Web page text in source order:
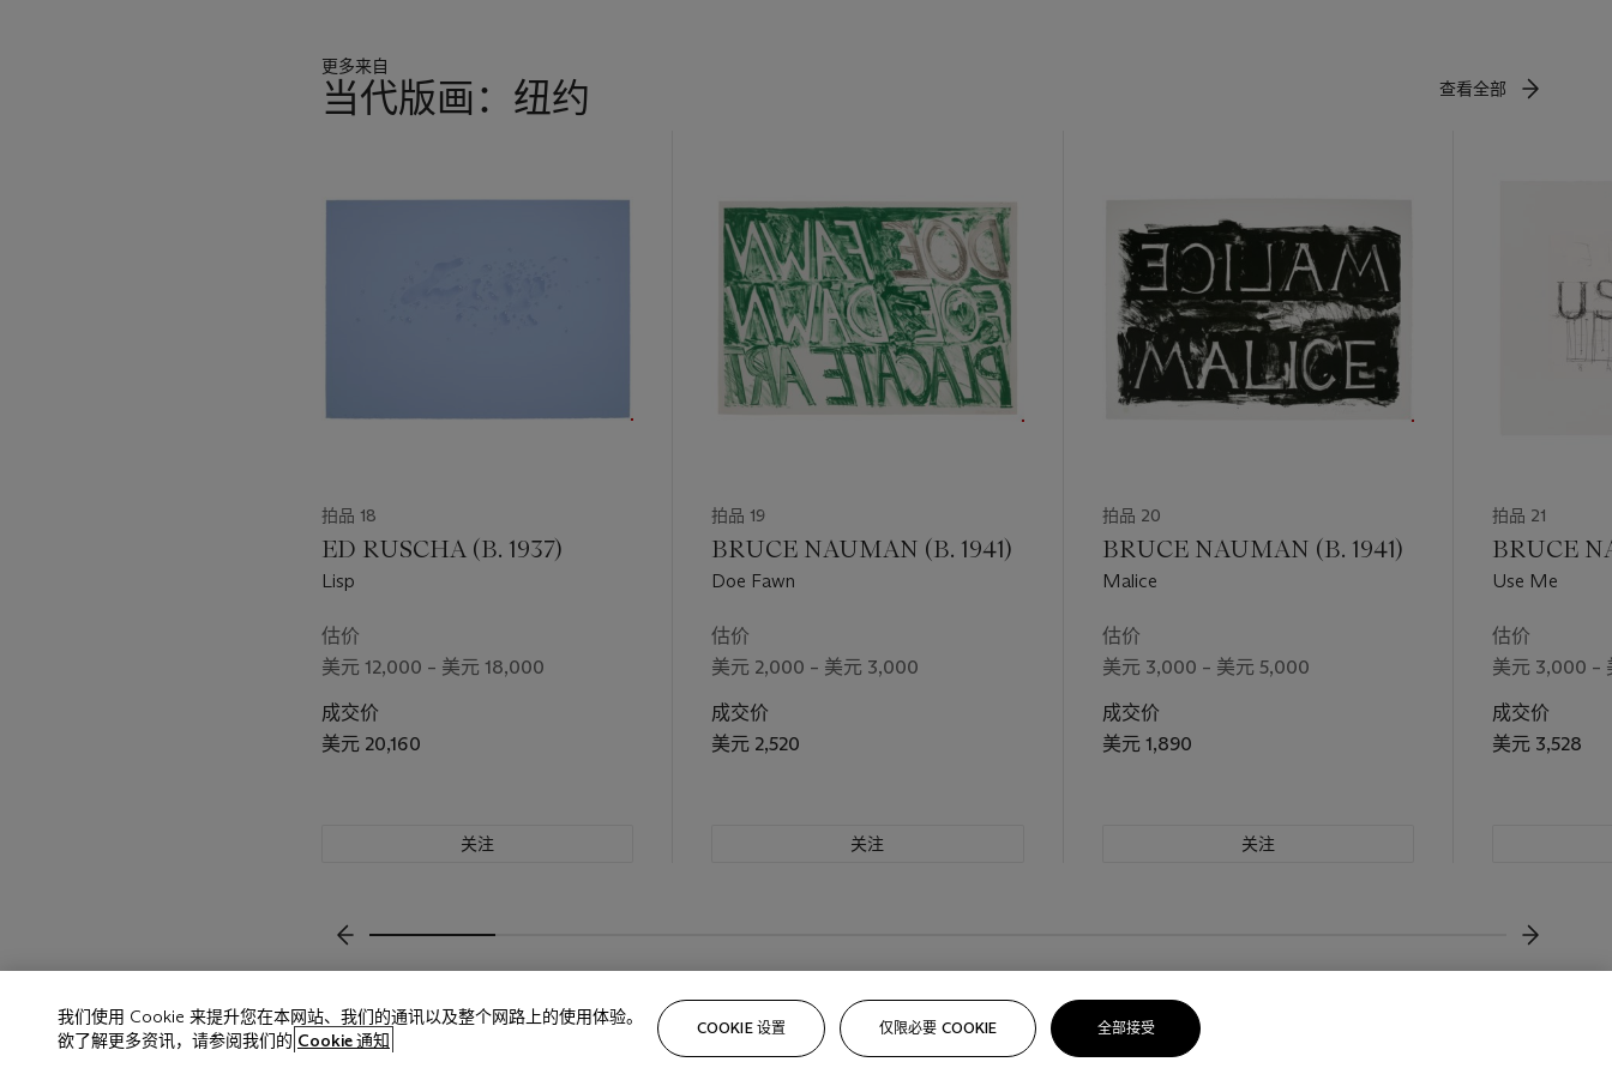
更多来自
当代版画：纽约 查看全部
的
拍品 18
ED RUSCHA (B. 1937)
Lisp
估价
美元 12,000 – 美元 18,000
成交价
美元 20,160
关注
拍品 19
BRUCE NAUMAN (B. 1941)
Doe Fawn
估价
美元 2,000 – 美元 3,000
成交价
美元 2,520
关注
拍品 20
BRUCE NAUMAN (B. 1941)
Malice
估价
美元 3,000 – 美元 5,000
成交价
美元 1,890
关注
拍品 21
BRUCE
Use Me
估价
美元 3,000 –
成交价
美元 3,528
我们使用 Cookie 来提升您在本网站、我们的通讯以及整个网路上的使用体验。
欲了解更多资讯，请参阅我们的 Cookie 通知
COOKIE 设置 仅限必要 COOKIE 全部接受